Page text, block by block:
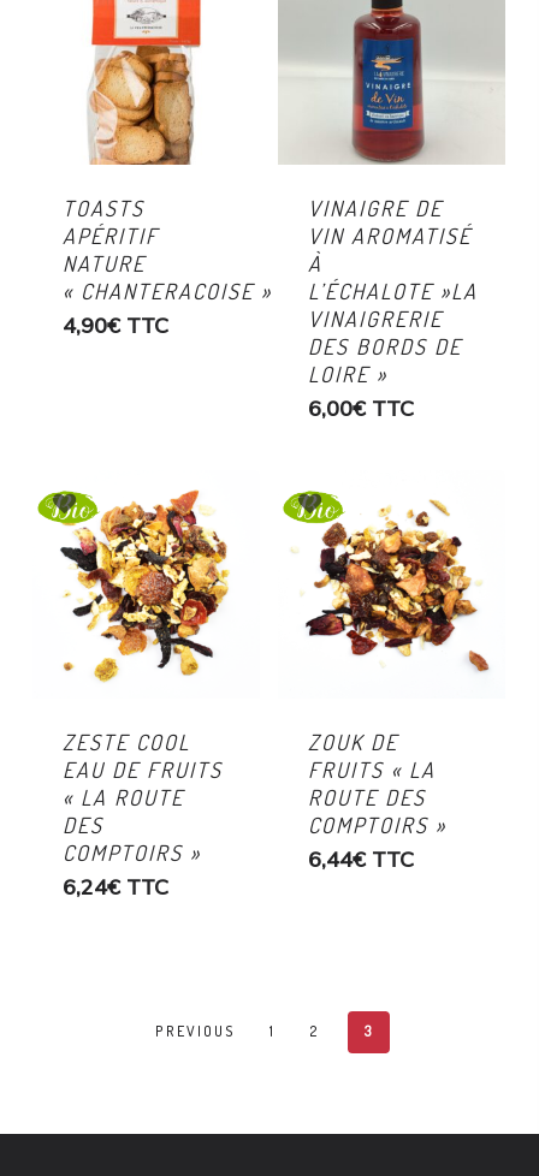
TOASTS
APÉRITIF
NATURE
« CHANTERACOISE »
4,90€ TTC
VINAIGRE DE
VIN AROMATISÉ
À
L’ÉCHALOTE »LA
VINAIGRERIE
DES BORDS DE
LOIRE »
6,00€ TTC
ZESTE COOL
EAU DE FRUITS
« LA ROUTE
DES
COMPTOIRS »
6,24€ TTC
ZOUK DE
FRUITS « LA
ROUTE DES
COMPTOIRS »
6,44€ TTC
PREVIOUS 1 2 3